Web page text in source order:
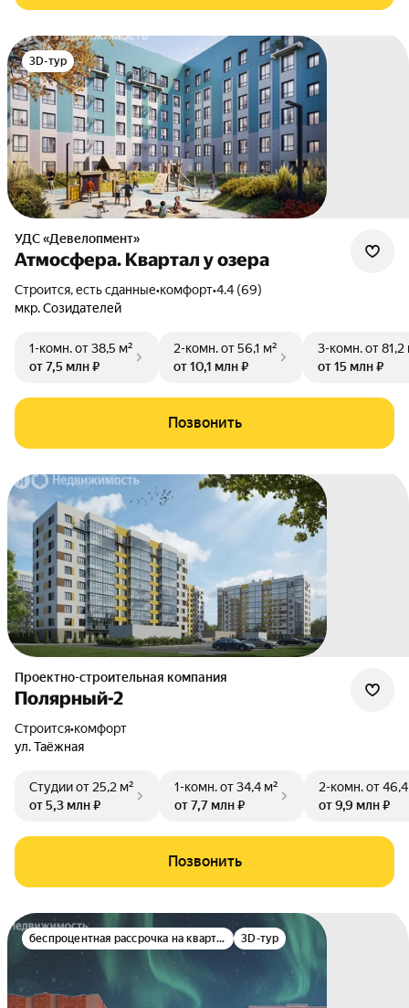
3D-тур
УДС «Девелопмент»
Атмосфера. Квартал у озера
Строится, есть сданные•комфорт•4.4 (69)
мкр. Созидателей
1-комн.от 38,5 м²
от 7,5 млн ₽
2-комн.от 56,1 м²
от 10,1 млн ₽
3-комн.от 81,2
от 15 млн ₽
Позвонить
Проектно-строительная компания
Полярный-2
Строится•комфорт
ул. Таёжная
Студииот 25,2 м²
от 5,3 млн ₽
1-комн.от 34,4 м²
от 7,7 млн ₽
2-комн.от
от 9,9 млн ₽
Позвонить
беспроцентная рассрочка на квартиры 3D-тур